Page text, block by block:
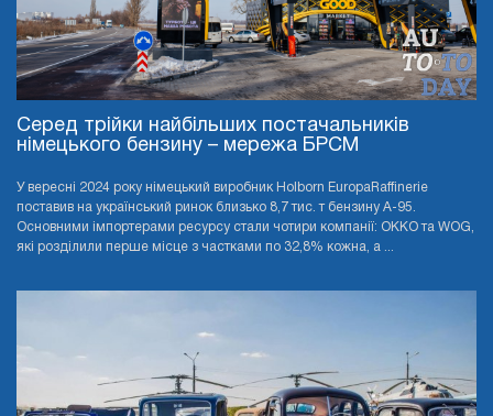
Серед трійки найбільших постачальників
німецького бензину – мережа БРСМ
У вересні 2024 року німецький виробник Holborn EuropaRaffinerie
поставив на український ринок близько 8,7 тис. т бензину А-95.
Основними імпортерами ресурсу стали чотири компанії: OKKO та WOG,
які розділили перше місце з частками по 32,8% кожна, а ...